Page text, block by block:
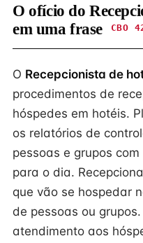
O ofício do
em uma frase
CBO
O Recepcionista de
procedimentos de
hóspedes em hotéis.
os relatórios de
pessoas e grupos
para o dia.
que vão se hospedar
de pessoas ou
atendimento aos